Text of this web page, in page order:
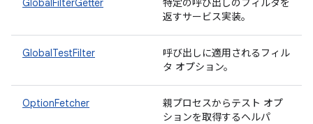
GlobalFilterGetter
特定の呼び出しのフィルタを
返すサービス実装。
GlobalTestFilter
呼び出しに適用されるフィル
タ オプション。
OptionFetcher
親プロセスからテスト オプ
ションを取得するヘルパ